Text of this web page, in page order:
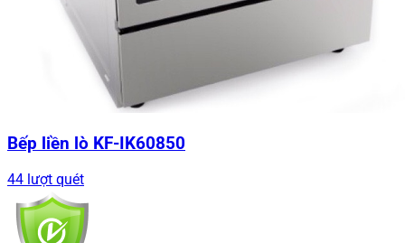
Bếp liền lò KF-IK60850
44 lượt quét